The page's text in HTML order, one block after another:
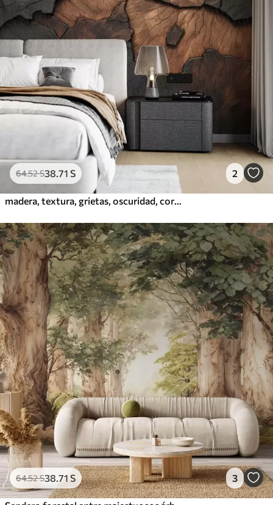
64.52S38 .71 S 2
64.52S38 .71 S 3